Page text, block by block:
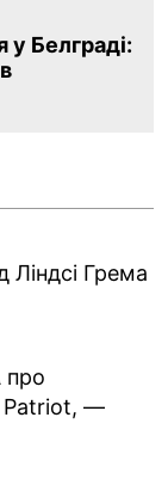
у Белграді:
Ліндсі Грема
про
Patriot, —